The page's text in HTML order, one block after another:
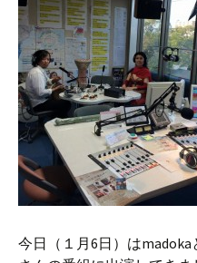
今日（１月6日）はmadoka